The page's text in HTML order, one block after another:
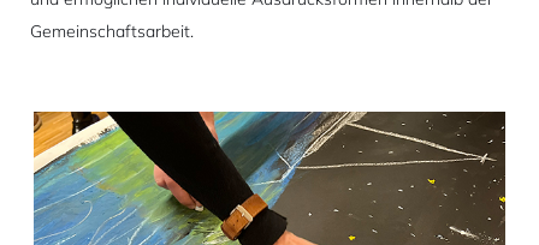
Gemeinschaftsarbeit.